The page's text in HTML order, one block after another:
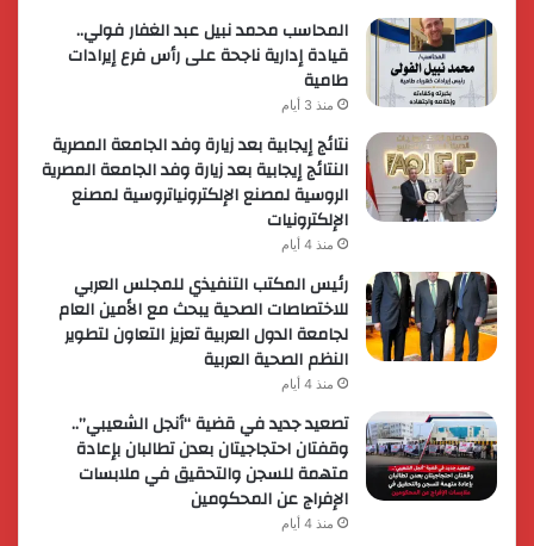
المحاسب محمد نبيل عبد الغفار فولي..
قيادة إدارية ناجحة على رأس فرع إيرادات
طامية
منذ 3 أيام
نتائج إيجابية بعد زيارة وفد الجامعة المصرية
النتائج إيجابية بعد زيارة وفد الجامعة المصرية
الروسية لمصنع الإلكترونياتروسية لمصنع
الإلكترونيات
منذ 4 أيام
رئيس المكتب التنفيذي للمجلس العربي
للاختصاصات الصحية يبحث مع الأمين العام
لجامعة الدول العربية تعزيز التعاون لتطوير
النظم الصحية العربية
منذ 4 أيام
تصعيد جديد في قضية “أنجل الشعيبي”..
وقفتان احتجاجيتان بعدن تطالبان بإعادة
متهمة للسجن والتحقيق في ملابسات
الإفراج عن المحكومين
منذ 4 أيام